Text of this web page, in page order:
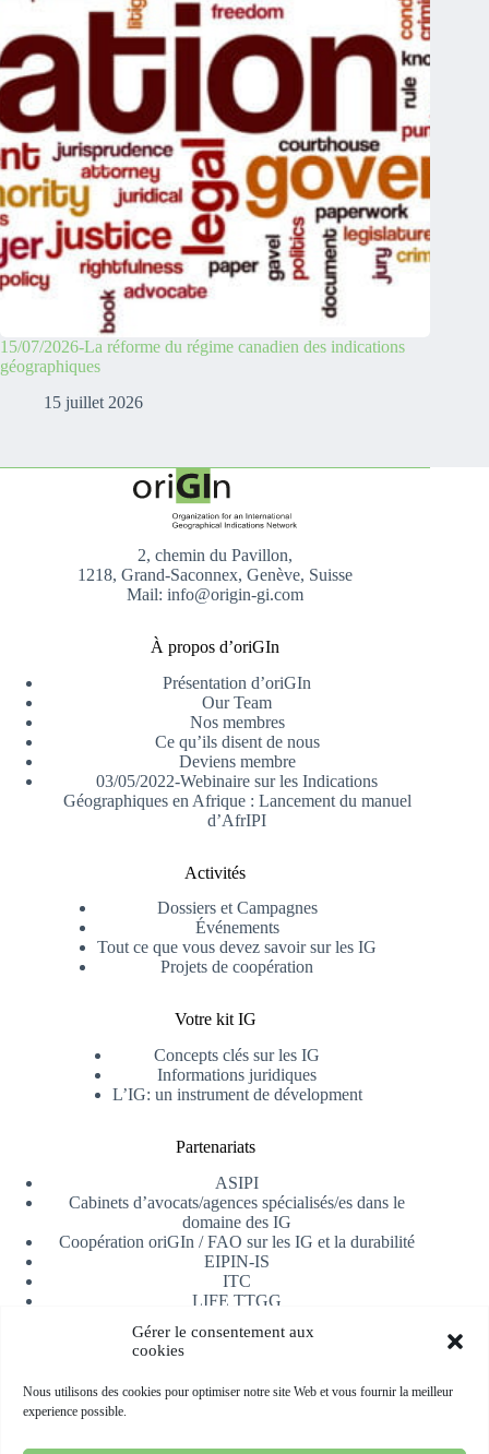
Gérer le consentement aux
cookies
Nous utilisons des cookies pour optimiser notre site Web et vous fournir la meilleur
experience possible.
15/07/2026-La réforme du régime canadien des indications
géographiques
15 juillet 2026
2, chemin du Pavillon,
1218, Grand-Saconnex, Genève, Suisse
Mail: info@origin-gi.com
À propos d’oriGIn
Présentation d’oriGIn
Our Team
Nos membres
Ce qu’ils disent de nous
Deviens membre
03/05/2022-Webinaire sur les Indications
Géographiques en Afrique : Lancement du manuel
d’AfrIPI
Activités
Dossiers et Campagnes
Événements
Tout ce que vous devez savoir sur les IG
Projets de coopération
Votre kit IG
Concepts clés sur les IG
Informations juridiques
L’IG: un instrument de dévelopment
Partenariats
ASIPI
Cabinets d’avocats/agences spécialisés/es dans le
domaine des IG
Coopération oriGIn / FAO sur les IG et la durabilité
EIPIN-IS
ITC
LIFE TTGG
AfrIPI
Recevoir notre newsletter